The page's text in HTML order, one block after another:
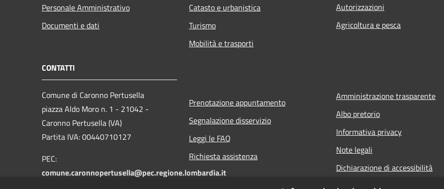
Personale Amministrativo
Documenti e dati
Catasto e urbanistica
Turismo
Mobilità e trasporti
Autorizzazioni
Agricoltura e pesca
CONTATTI
Comune di Caronno Pertusella
piazza Aldo Moro n. 1 - 21042 -
Caronno Pertusella (VA)
Partita IVA: 00440710127
PEC:
comune.caronnopertusella@pec.regione.lombardia.it
Prenotazione appuntamento
Segnalazione disservizio
Leggi le FAQ
Richiesta assistenza
Amministrazione trasparente
Albo pretorio
Informativa privacy
Note legali
Dichiarazione di accessibilità